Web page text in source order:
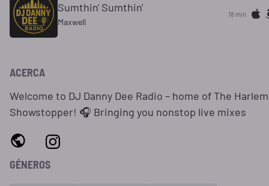
Sumthin' Sumthin'
Maxwell
18 min
ACERCA
Welcome to DJ Danny Dee Radio – home of The Harlem
Showstopper! 🎧 Bringing you nonstop live mixes
GÉNEROS